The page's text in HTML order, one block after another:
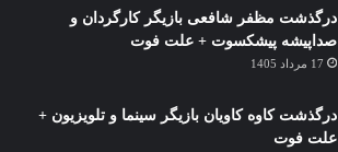
درگذشت مظفر شافعی بازیگر کارگردان و
صداپیشه پیشکسوت + علت فوت
17 مرداد 1405
درگذشت کاوه کاویان بازیگر سینما و تلویزیون +
علت فوت